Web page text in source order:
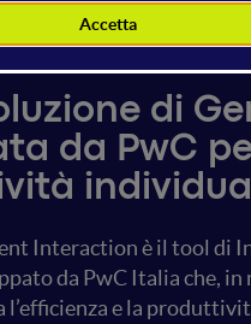
18:10 - 18:30
di
da PwC
Interaction è il tool di
da PwC Italia che, in
l’efficienza e la